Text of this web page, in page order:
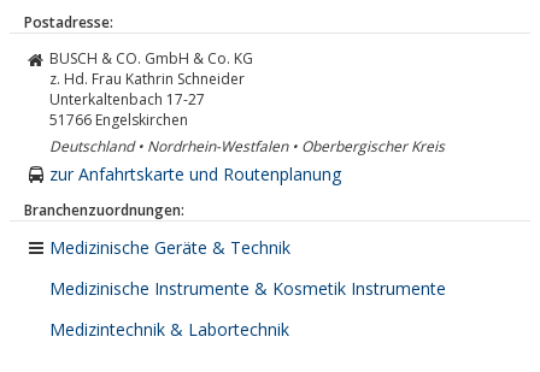
Postadresse:
BUSCH & CO. GmbH & Co. KG
z. Hd. Frau Kathrin Schneider
Unterkaltenbach 17-27
51766 Engelskirchen
Deutschland • Nordrhein-Westfalen • Oberbergischer Kreis
zur Anfahrtskarte und Routenplanung
Branchenzuordnungen:
Medizinische Geräte & Technik
Medizinische Instrumente & Kosmetik Instrumente
Medizintechnik & Labortechnik